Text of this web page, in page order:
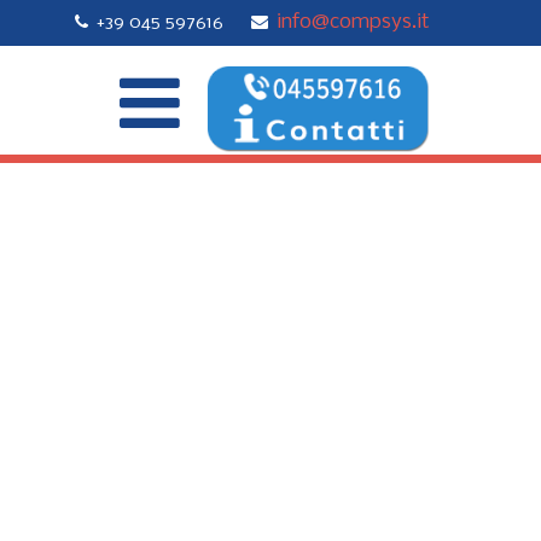
+39 045 597616 info@compsys.it